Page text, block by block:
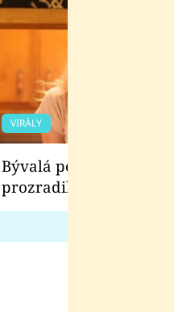
VIRÁLY
Bývalá pornoherečka
prozradila, co ji
natáčení Euforie.